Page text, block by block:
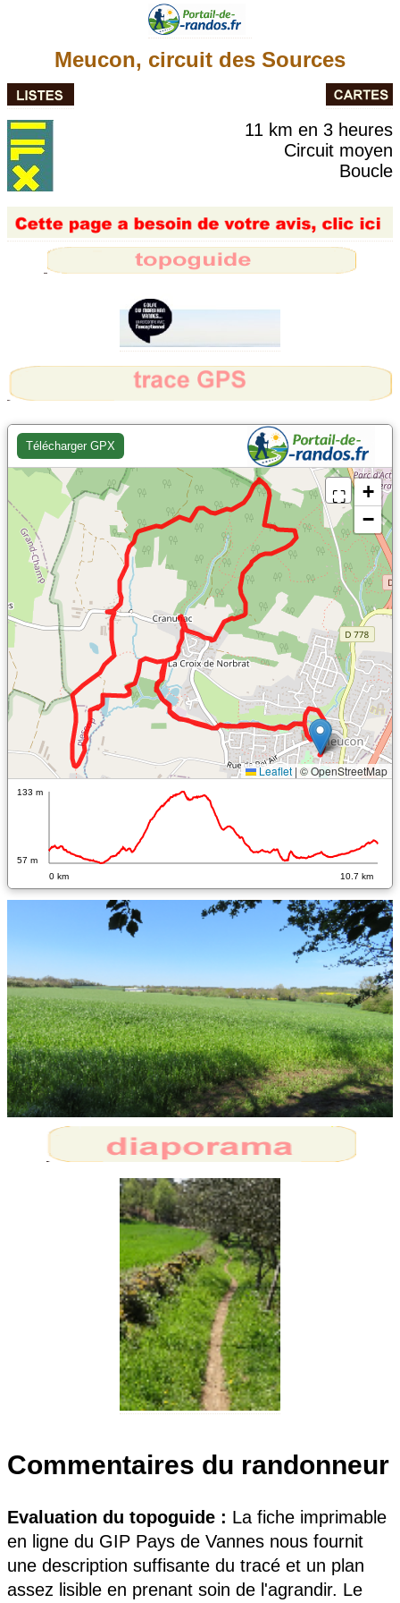
Meucon, circuit des Sources
11 km en 3 heures
Circuit moyen
Boucle
Commentaires du randonneur
Evaluation du topoguide : La fiche imprimable
en ligne du GIP Pays de Vannes nous fournit
une description suffisante du tracé et un plan
assez lisible en prenant soin de l'agrandir. Le